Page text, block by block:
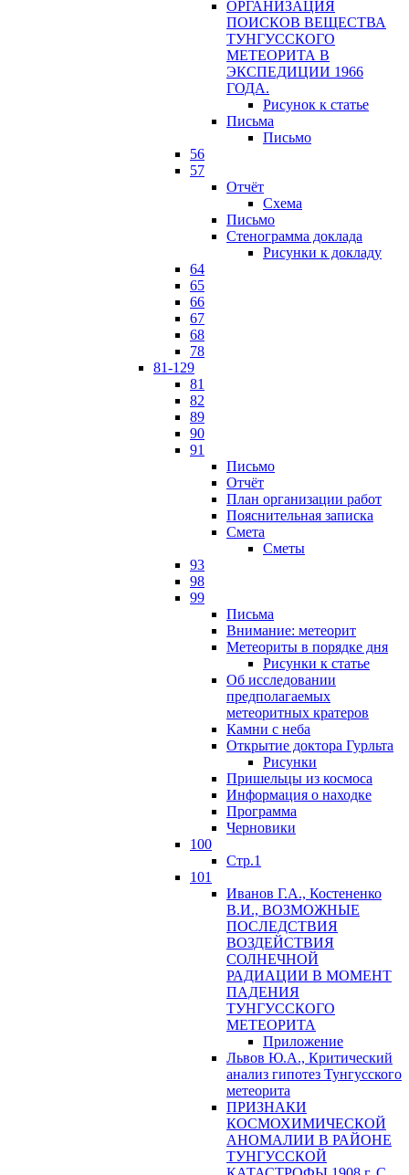
ОРГАНИЗАЦИЯ
ПОИСКОВ ВЕЩЕСТВА
ТУНГУССКОГО
МЕТЕОРИТА В
ЭКСПЕДИЦИИ 1966
ГОДА.
Рисунок к статье
Письма
Письмо
56
57
Отчёт
Схема
Письмо
Стенограмма доклада
Рисунки к докладу
64
65
66
67
68
78
81-129
81
82
89
90
91
Письмо
Отчёт
План организации работ
Пояснительная записка
Смета
Сметы
93
98
99
Письма
Внимание: метеорит
Метеориты в порядке дня
Рисунки к статье
Об исследовании
предполагаемых
метеоритных кратеров
Камни с неба
Открытие доктора Гурльта
Рисунки
Пришельцы из космоса
Информация о находке
Программа
Черновики
100
Стр.1
101
Иванов Г.А., Костененко
В.И., ВОЗМОЖНЫЕ
ПОСЛЕДСТВИЯ
ВОЗДЕЙСТВИЯ
СОЛНЕЧНОЙ
РАДИАЦИИ В МОМЕНТ
ПАДЕНИЯ
ТУНГУССКОГО
MЕТЕОРИТА
Приложение
Львов Ю.A., Критический
анализ гипотез Тунгусского
метеорита
ПРИЗНАКИ
КОСМОХИМИЧЕСКОЙ
АНОМАЛИИ В РАЙОНЕ
ТУНГУССКОЙ